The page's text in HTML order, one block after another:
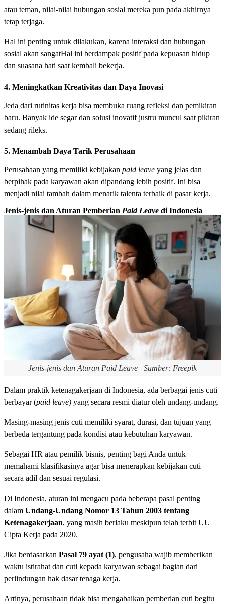
atau teman, nilai-nilai hubungan sosial mereka pun pada akhirnya
tetap terjaga.
Hal ini penting untuk dilakukan, karena interaksi dan hubungan
sosial akan sangatHal ini berdampak positif pada kepuasan hidup
dan suasana hati saat kembali bekerja.
4. Meningkatkan Kreativitas dan Daya Inovasi
Jeda dari rutinitas kerja bisa membuka ruang refleksi dan pemikiran
baru. Banyak ide segar dan solusi inovatif justru muncul saat pikiran
sedang rileks.
5. Menambah Daya Tarik Perusahaan
Perusahaan yang memiliki kebijakan paid leave yang jelas dan
berpihak pada karyawan akan dipandang lebih positif. Ini bisa
menjadi nilai tambah dalam menarik talenta terbaik di pasar kerja.
Jenis-jenis dan Aturan Pemberian Paid Leave di Indonesia
Jenis-jenis dan Aturan Paid Leave | Sumber: Freepik
Dalam praktik ketenagakerjaan di Indonesia, ada berbagai jenis cuti
berbayar (paid leave) yang secara resmi diatur oleh undang-undang.
Masing-masing jenis cuti memiliki syarat, durasi, dan tujuan yang
berbeda tergantung pada kondisi atau kebutuhan karyawan.
Sebagai HR atau pemilik bisnis, penting bagi Anda untuk
memahami klasifikasinya agar bisa menerapkan kebijakan cuti
secara adil dan sesuai regulasi.
Di Indonesia, aturan ini mengacu pada beberapa pasal penting
dalam Undang-Undang Nomor 13 Tahun 2003 tentang
Ketenagakerjaan, yang masih berlaku meskipun telah terbit UU
Cipta Kerja pada 2020.
Jika berdasarkan Pasal 79 ayat (1), pengusaha wajib memberikan
waktu istirahat dan cuti kepada karyawan sebagai bagian dari
perlindungan hak dasar tenaga kerja.
Artinya, perusahaan tidak bisa mengabaikan pemberian cuti begitu